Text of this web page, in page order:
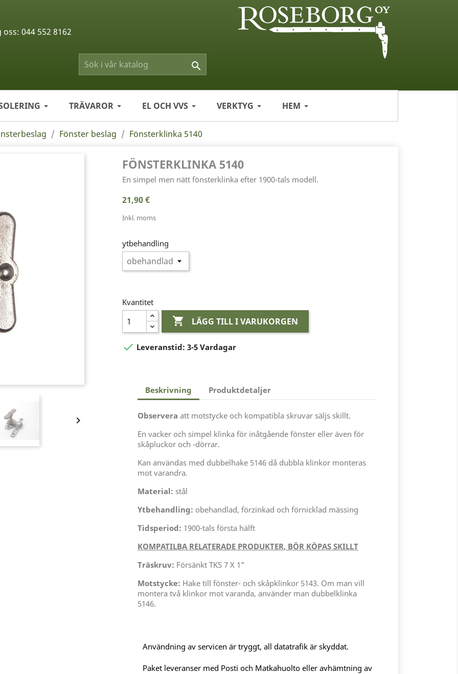

TRÄVAROR EL OCH VVS VERKTYG HEM
oss: 044 552 8162
Fönster beslag Fönsterklinka 5140

FÖNSTERKLINKA 5140
En simpel men nätt fönsterklinka efter 1900-tals modell.
21,90 €
Inkl. moms
ytbehandling
Kvantitet
 LÄGG TILL I VARUKORGEN
 Leveranstid: 3-5 Vardagar
Beskrivning Produktdetaljer
Observera att motstycke och kompatibla skruvar säljs skillt.
En vacker och simpel klinka för inåtgående fönster eller även för
skåpluckor och -dörrar.
Kan användas med dubbelhake 5146 då dubbla klinkor monteras
mot varandra.
Material: stål
Ytbehandling: obehandlad, förzinkad och förnicklad mässing
Tidsperiod: 1900-tals första hälft
KOMPATILBA RELATERADE PRODUKTER, BÖR KÖPAS SKILLT
Träskruv: Försänkt TKS 7 X 1"
Motstycke: Hake till fönster- och skåpklinkor 5143. Om man vill
montera två klinkor mot varanda, använder man dubbelklinka
5146.
Användning av servicen är tryggt, all datatrafik är skyddat.
Paket leveranser med Posti och Matkahuolto eller avhämtning av